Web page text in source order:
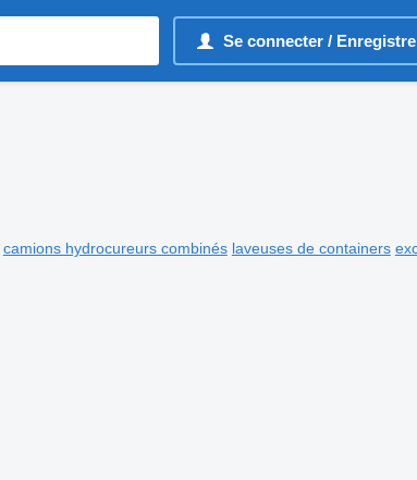
Se connecter /
camions hydrocureurs combinés laveuses de containers